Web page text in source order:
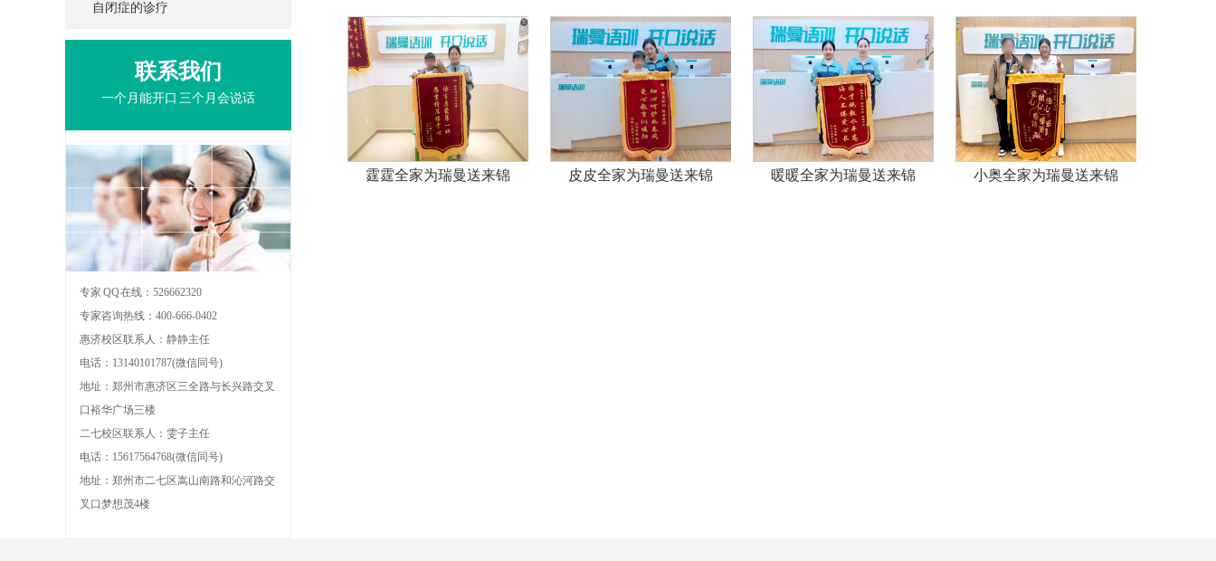
自闭症的诊疗
联系我们
一个月能开口 三个月会说话
专家 QQ 在线：526662320
专家咨询热线：400-666-0402
惠济校区联系人：静静主任
电话：13140101787(微信同号)
地址：郑州市惠济区三全路与长兴路交叉
口裕华广场三楼
二七校区联系人：雯子主任
电话：15617564768(微信同号)
地址：郑州市二七区嵩山南路和沁河路交
叉口梦想茂4楼
皮皮全家为瑞曼送来锦 暖暖全家为瑞曼送来锦 小奥全家为瑞曼送来锦 晨晨全家为瑞曼送来锦